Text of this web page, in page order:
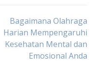
Bagaimana Olahraga
Harian Mempengaruhi
Kesehatan Mental dan
Emosional Anda